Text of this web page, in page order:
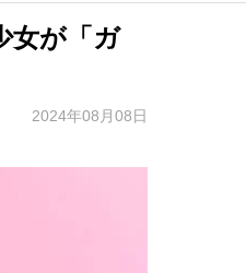
女が「ガ
2024年08月08日